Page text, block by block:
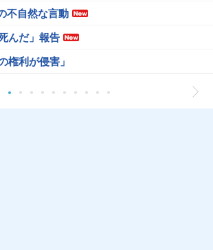
不自然な言動
んだ」報告
権利が侵害」